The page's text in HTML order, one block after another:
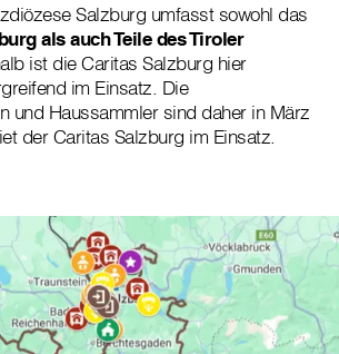
Salzburg umfasst sowohl das
als auch Teile des Tiroler
ist die Caritas Salzburg hier
im Einsatz. Die
und Haussammler sind daher in März
der Caritas Salzburg im Einsatz.